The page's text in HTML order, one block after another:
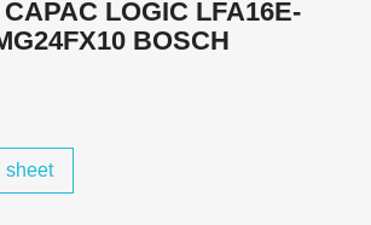
LOGIC LFA16E-
BOSCH
sheet